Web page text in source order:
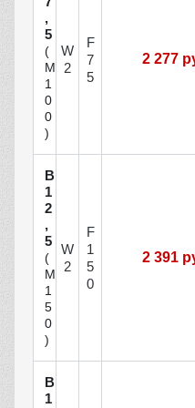
,
5
(
М
1
0
0
)
W
2
F
7
5
2 277
В
1
2
,
5
(
М
1
5
0
)
W
2
F
1
5
0
2 391
В
1